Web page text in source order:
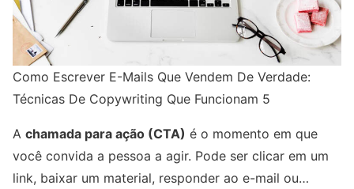
Como Escrever E-Mails Que Vendem De Verdade:
Técnicas De Copywriting Que Funcionam 5
A chamada para ação (CTA) é o momento em que
você convida a pessoa a agir. Pode ser clicar em um
link, baixar um material, responder ao e-mail ou…